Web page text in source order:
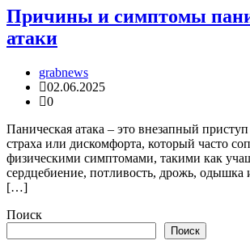
Причины и симптомы
атаки
grabnews
02.06.2025
0
Паническая атака – это внезапный
страха или дискомфорта, который часто
физическими симптомами, такими как
сердцебиение, потливость, дрожь, одышка
[…]
Поиск
Поиск